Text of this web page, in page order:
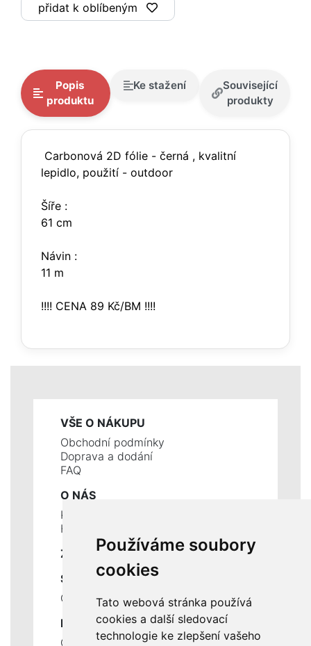
Používáme soubory
cookies
Tato webová stránka používá
cookies a další sledovací
technologie ke zlepšení vašeho
přidat k oblíbeným
Popis
produktu
Ke stažení
Související
produkty
Carbonová 2D fólie - černá , kvalitní
lepidlo, použití - outdoor
Šíře :
61 cm
Návin :
11 m
!!!! CENA 89 Kč/BM !!!!
VŠE O NÁKUPU
Obchodní podmínky
Doprava a dodání
FAQ
O NÁS
Kontakty
Historie a současnost
ZÁKLADNÍ ÚDAJE
SLUŽBY
Ceník servisních prací
DŮLEŽITÉ INFORMACE
Ochrana osobních údajů